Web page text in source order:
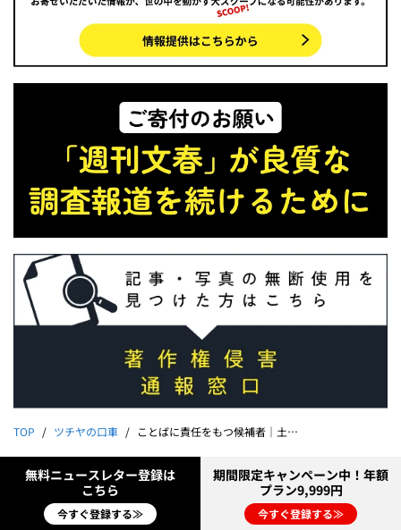
TOP ツチヤの口車 ことばに責任をもつ候補者｜土屋賢二
無料ニュースレター登録は
こちら
今すぐ登録する≫
期間限定キャンペーン中！年額
プラン9,999円
今すぐ登録する≫